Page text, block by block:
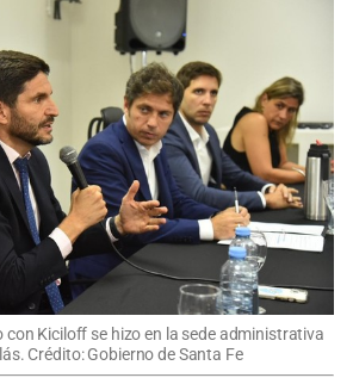
con Kiciloff se hizo en la sede administrativa
Crédito: Gobierno de Santa Fe